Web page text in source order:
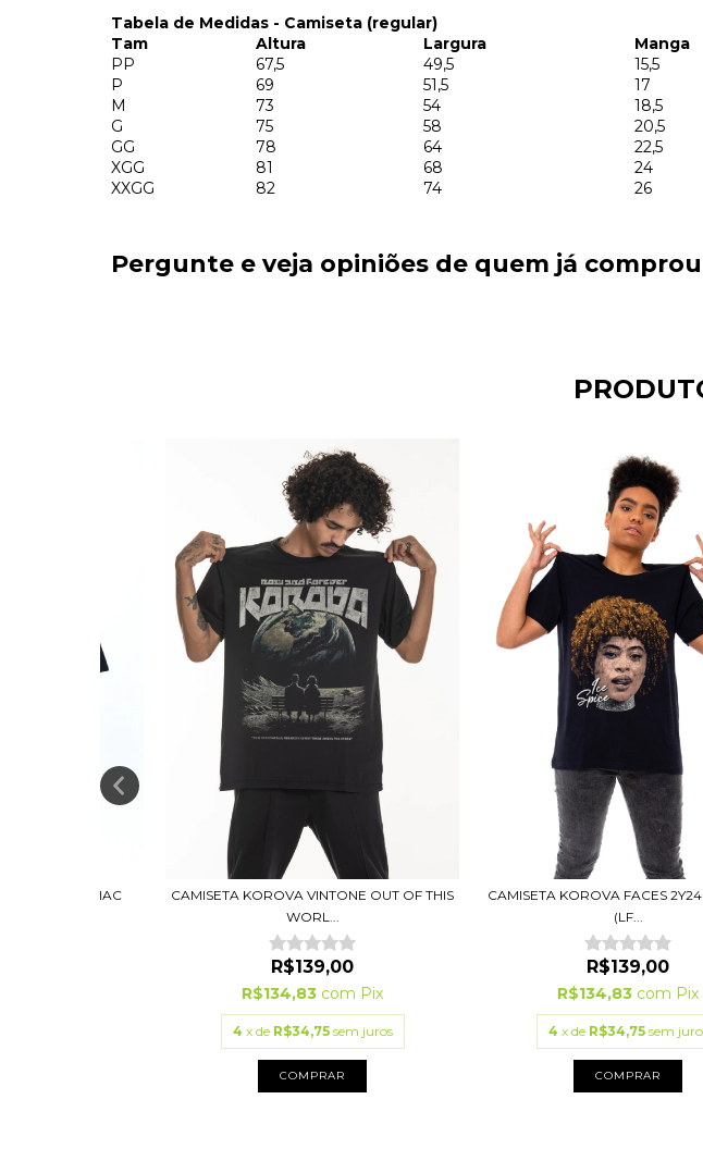
Tabela de Medidas - Camiseta (regular)
Tam
Altura Largura
Manga
PP
67,5 49,5
15,5
P
69 51,5
17
M
73 54
18,5
G
75 58
20,5
GG
78 64
22,5
XGG
81 68
24
XXGG
82 74 26
Pergunte e veja opiniões de quem já comprou
FACES 2Y24 MAC
CAMISETA KOROVA VINTONE OUT OF THIS
WORL...
R$139,00
R$134,83 com Pix
4 x de R$34,75 sem juros
COMPRAR
CAMISETA KOROVA FACES
(LF...
R$139,00
R$134,83 com Pix
4 x de R$34,75 sem
COMPRAR